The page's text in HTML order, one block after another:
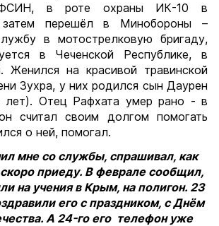
в роте охраны ИК-10 в
перешёл в Минобороны –
в мотострелковую бригаду,
в Чеченской Республике, в
Женился на красивой травинской
Зухра, у них родился сын Даурен
лет). Отец Рафхата умер рано - в
считал своим долгом помогать
о ней, помогал.
мне со службы, спрашивал, как
приеду. В феврале сообщил,
на учения в Крым, на полигон. 23
его с праздником, с Днём
А 24-го его телефон уже